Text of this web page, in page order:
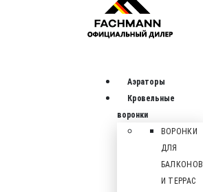
Аэраторы
Кровельные
воронки
ВОРОНКИ
ДЛЯ
БАЛКОНОВ
И ТЕРРАС